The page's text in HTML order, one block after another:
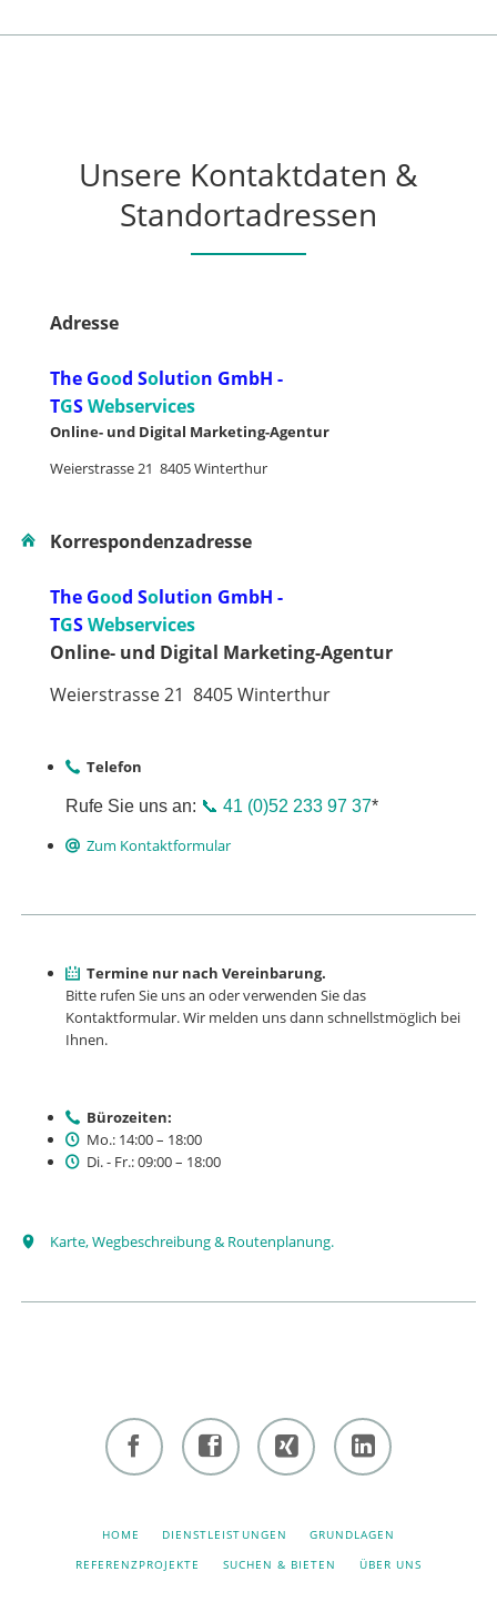
Unsere Kontaktdaten &
Standortadressen
Adresse
The Good Solution GmbH -
TGSWebservices
Online- und Digital Marketing-Agentur
Weierstrasse 21 8405 Winterthur
Korrespondenzadresse
The Good Solution GmbH -
TGSWebservices
Online- und Digital Marketing-Agentur
Weierstrasse 21 8405 Winterthur
Telefon
Rufe Sie uns an: 📞 41 (0)52 233 97 37*
Zum Kontaktformular
Termine nur nach Vereinbarung.
Bitte rufen Sie uns an oder verwenden Sie das
Kontaktformu­lar. Wir melden uns dann schnellstmöglich bei
Ihnen.
Bürozeiten:
Mo.: 14:00 – 18:00
Di. - Fr.: 09:00 – 18:00
Karte, Wegbeschreibung & Routenplanung.
zentrum
zentrum
Hiltebrand Hiltebrand
NAVIGATION
HOME DIENSTLEISTUNGEN
GRUNDLAGEN
REFERENZPROJEKTE
SUCHEN & BIETEN ÜBER UNS